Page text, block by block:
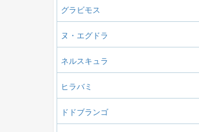
グラビモス
ヌ・エグドラ
ネルスキュラ
ヒラバミ
ドドブランゴ